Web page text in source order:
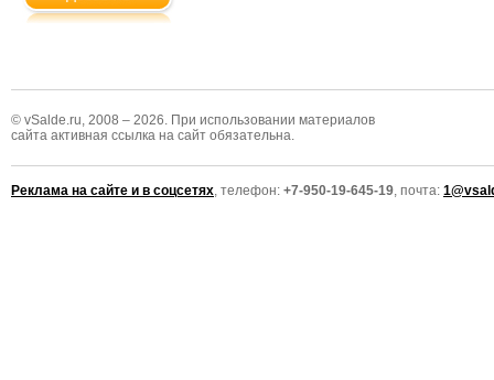
© vSalde.ru, 2008 – 2026. При использовании материалов
сайта активная ссылка на сайт обязательна.
Реклама на сайте и в соцсетях, телефон: +7-950-19-645-19, почта: